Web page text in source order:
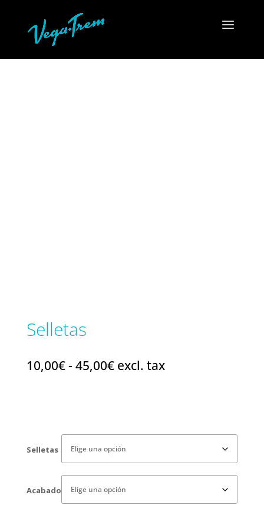
Selletas
10,00€- 45,00€Rango
10,00€
hasta
excl. tax
Selletas
Acabado